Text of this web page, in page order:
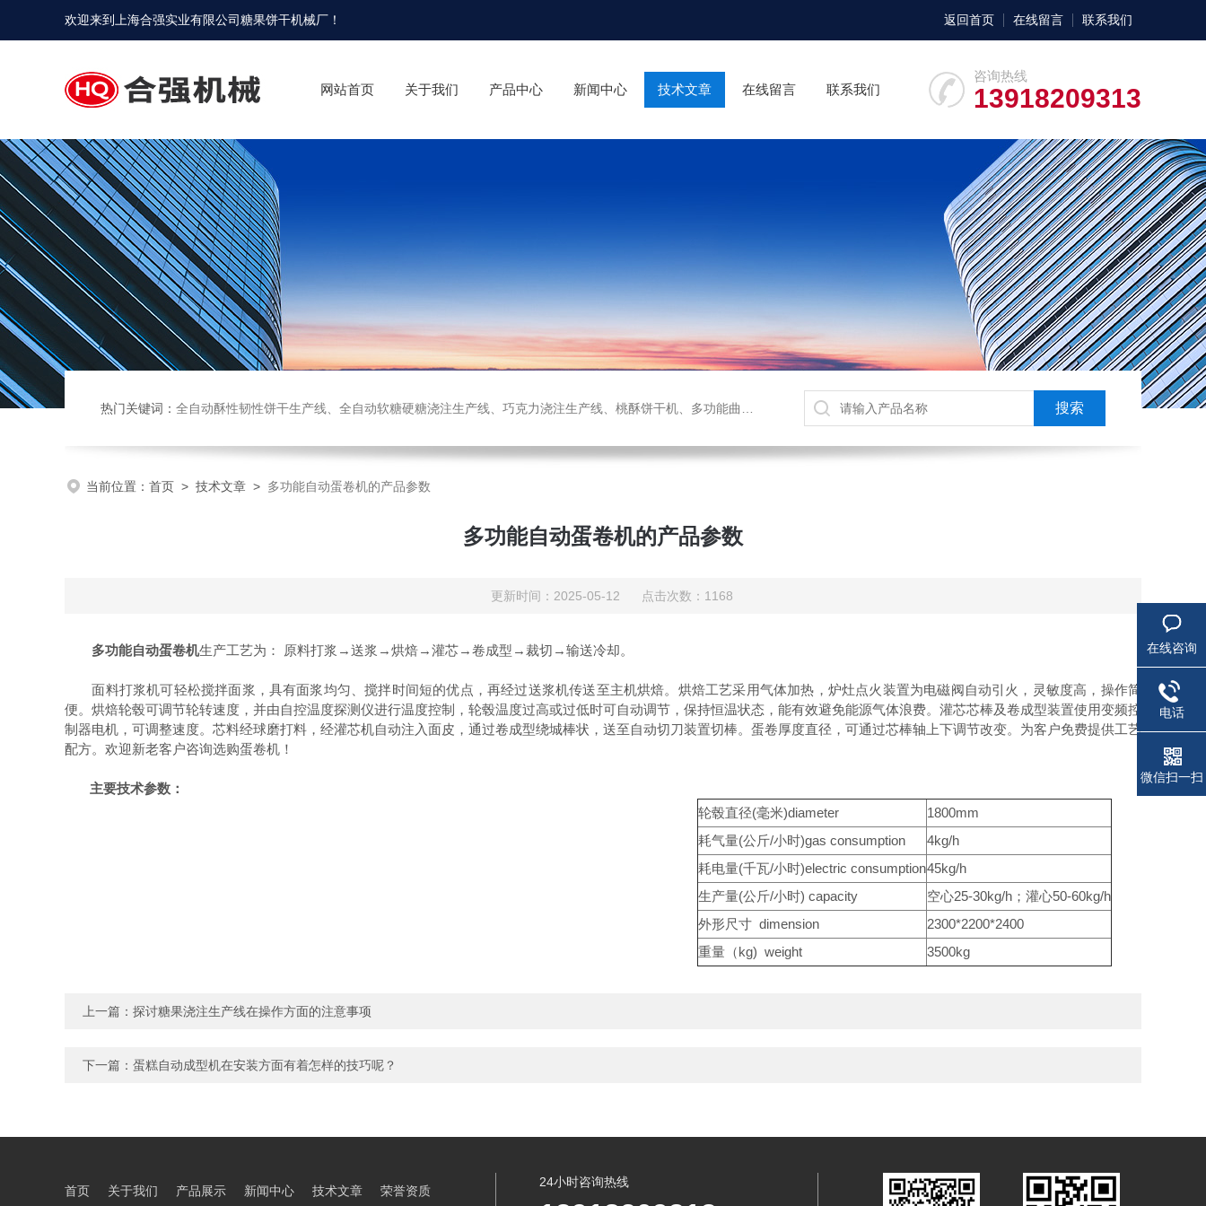
欢迎来到 上海合强实业有限公司糖果饼干机械厂 ！ 返回首页 在线留言 联系我们
咨询热线
13918209313
网站首页 关于我们 产品中心 新闻中心 技术文章 在线留言 联系我们
热门关键词： 全自动酥性韧性饼干生产线、全自动软糖硬糖浇注生产线、巧克力浇注生产线、桃酥饼干机、多功能曲奇机、热风旋转炉、蛋糕成型机、全自动蛋卷生产线、月饼生产线、压缩饼干机、小型糖果浇注机、威化机、隧道链条炉、钢带烤炉等食品机械，欢迎您咨询选购！
当前位置： 首页 > 技术文章 > 多功能自动蛋卷机的产品参数
多功能自动蛋卷机的产品参数
更新时间：2025-05-12 点击次数：1168
多功能自动蛋卷机生产工艺为： 原料打浆→送浆→烘焙→灌芯→卷成型→裁切→输送冷却。
面料打浆机可轻松搅拌面浆，具有面浆均匀、搅拌时间短的优点，再经过送浆机传送至主机烘焙。烘焙工艺采用气体加热，炉灶点火装置为电磁阀自动引火，灵敏度高，操作简
便。烘焙轮毂可调节轮转速度，并由自控温度探测仪进行温度控制，轮毂温度过高或过低时可自动调节，保持恒温状态，能有效避免能源气体浪费。灌芯芯棒及卷成型装置使用变频控
制器电机，可调整速度。芯料经球磨打料，经灌芯机自动注入面皮，通过卷成型绕城棒状，送至自动切刀装置切棒。蛋卷厚度直径，可通过芯棒轴上下调节改变。为客户免费提供工艺
配方。欢迎新老客户咨询选购蛋卷机！
主要技术参数：
轮毂直径(毫米)diameter
1800mm
耗气量(公斤/小时)gas consumption
4kg/h
耗电量(千瓦/小时)electric consumption45kg/h
生产量(公斤/小时) capacity
空心25-30kg/h；灌心50-60kg/h
外形尺寸 dimension
2300*2200*2400
重量（kg) weight
3500kg
上一篇： 探讨糖果浇注生产线在操作方面的注意事项
下一篇： 蛋糕自动成型机在安装方面有着怎样的技巧呢？
首页 关于我们 产品展示 新闻中心 技术文章 荣誉资质
24小时咨询热线
在线咨询
电话
微信扫一扫